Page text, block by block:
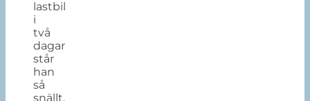
lastbil
i
två
dagar
står
han
så
snällt.